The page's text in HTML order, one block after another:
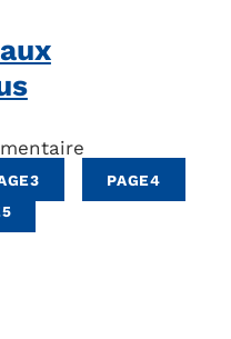
3 PAGE4
5